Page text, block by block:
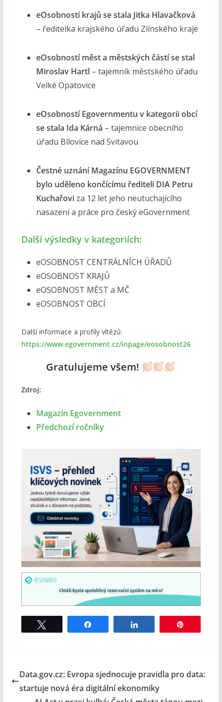
eOsobností krajů se stala Jitka Hlavačková
– ředitelka krajského úřadu Zlínského kraje
eOsobností měst a městských částí se stal
Miroslav Hartl– tajemník městského úřadu
Velké Opatovice
eOsobností Egovernmentu v kategorii obcí
se stala Ida Kárná – tajemnice obecního
úřadu Bílovice nad Svitavou
Čestné uznání Magazínu EGOVERNMENT
bylo uděleno končícímu řediteli DIA Petru
Kuchařoviza 12 let jeho neutuchajícího
nasazení a práce pro český eGovernment
Další výsledky v kategoriích:
eOSOBNOST CENTRÁLNÍCH ÚŘADŮ
eOSOBNOST KRAJŮ
eOSOBNOST MĚST a MČ
eOSOBNOST OBCÍ
Další informace a profily vítězů:
https://www.egovernment.cz/inpage/eosobnost26
Gratulujeme všem!
Zdroj:
Magazín Egovernment
Předchozí ročníky
Data.gov.cz: Evropa sjednocuje pravidla pro data:
startuje nová éra digitální ekonomiky